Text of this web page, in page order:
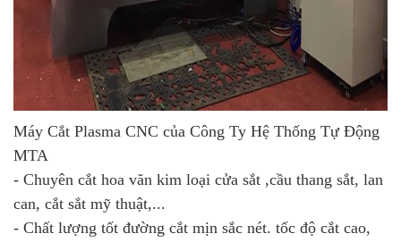
Máy Cắt Plasma CNC của Công Ty Hệ Thống Tự Động
MTA
- Chuyên cắt hoa văn kim loại cửa sắt ,cầu thang sắt, lan
can, cắt sắt mỹ thuật,...
- Chất lượng tốt đường cắt mịn sắc nét. tốc độ cắt cao,